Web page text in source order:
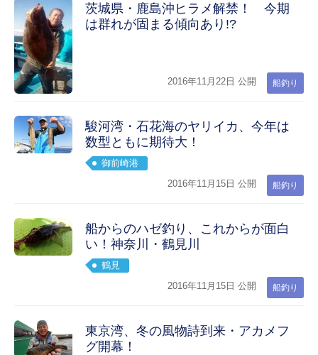
茨城県・鹿島沖ヒラメ解禁！ 今期
は群れが固まる傾向あり!?
船釣り
2016年11月22日 公開
駿河湾・石花海のヤリイカ、今年は
数型ともに期待大！
御前崎港
船釣り
2016年11月15日 公開
船からのハゼ釣り、これからが面白
い！神奈川・鶴見川
鶴見
船釣り
2016年11月15日 公開
東京湾、冬の風物詩到来・アカメフ
グ開幕！